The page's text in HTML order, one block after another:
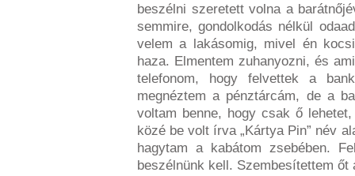
beszélni szeretett volna a
semmire, gondolkodás nélkül
velem a lakásomig, mivel én
haza. Elmentem zuhanyozni, és
telefonom, hogy felvettek a
megnéztem a pénztárcám, de a
voltam benne, hogy csak ő
közé be volt írva „Kártya Pin” név
hagytam a kabátom zsebében.
beszélnünk kell. Szembesítettem